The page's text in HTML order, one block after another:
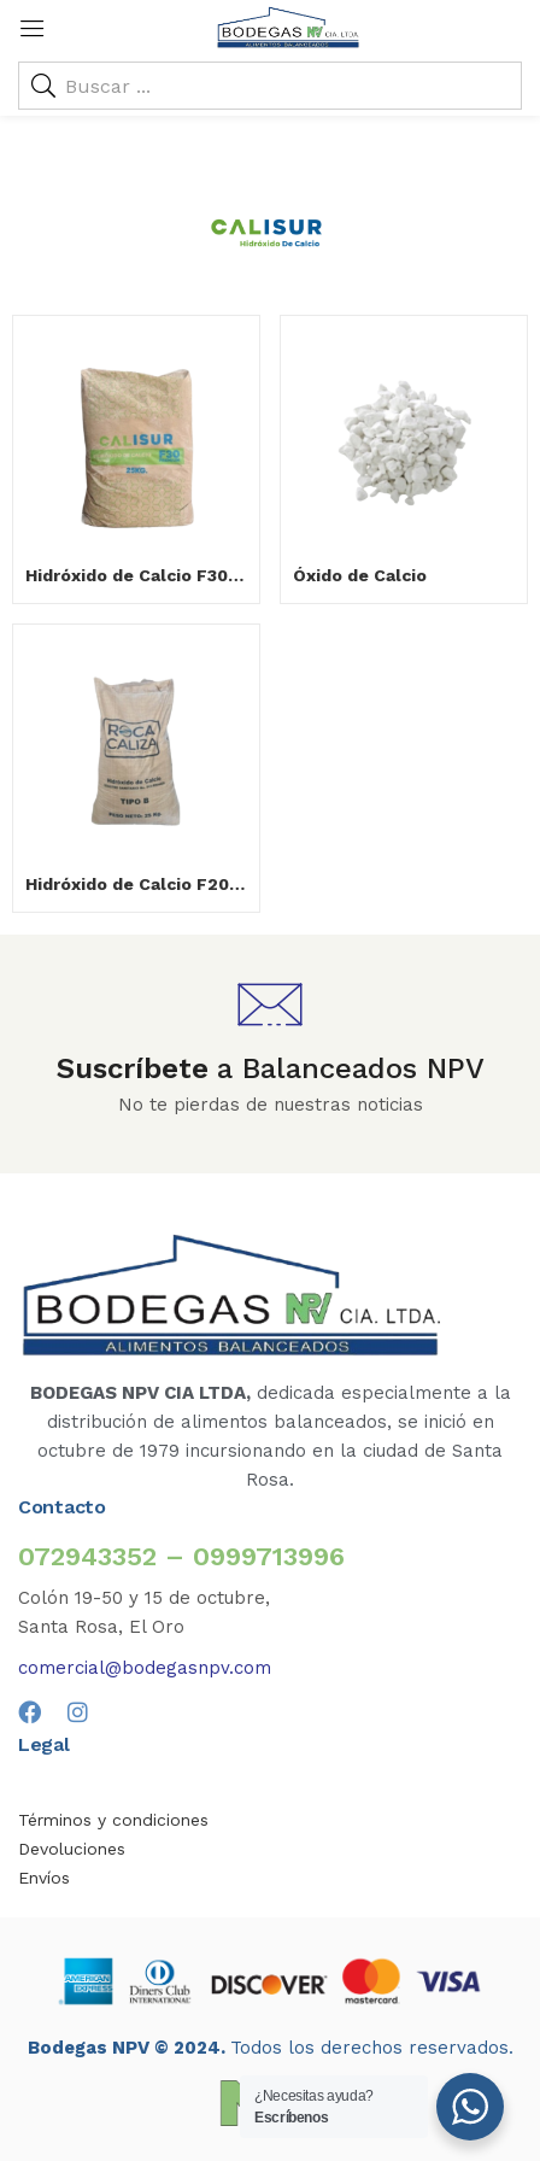
Hidróxido de Calcio F30 PREMIUM Óxido de Calcio
Hidróxido de Calcio F20 TIPO B
Suscríbete a Balanceados NPV
No te pierdas de nuestras noticias
BODEGAS NPV CIA LTDA,dedicada especialmente a la
distribución de alimentos balanceados, se inició en
octubre de 1979 incursionando en la ciudad de Santa
Rosa.
Contacto
072943352 – 0999713996
Colón 19-50 y 15 de octubre,
Santa Rosa, El Oro
comercial@bodegasnpv.com
Legal
Términos y condiciones
Devoluciones
Envíos
Bodegas NPV © 2024. Todos los derechos reservados.
¿Necesitas ayuda?
Escríbenos